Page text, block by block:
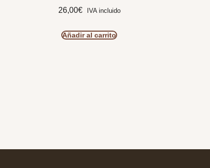
26,00€ IVA incluido
Añadir al carrito